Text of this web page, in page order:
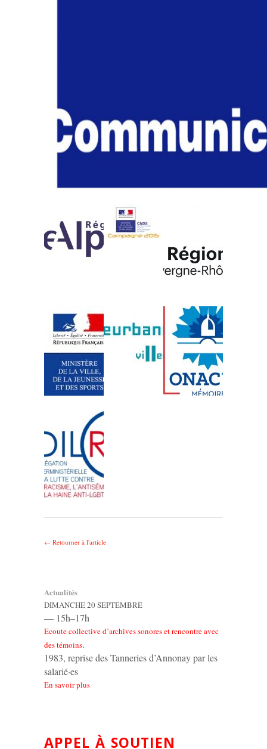
← Retourner à l'article
Actualités
DIMANCHE 20 SEPTEMBRE
— 15h–17h
Ecoute collective d’archives sonores et rencontre avec
des témoins.
1983, reprise des Tanneries d’Annonay par les
salarié·es
En savoir plus
APPEL À SOUTIEN